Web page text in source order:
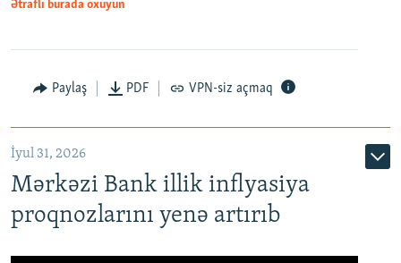
Ətraflı burada oxuyun
Paylaş PDF VPN-siz açmaq
İyul 31, 2026
Mərkəzi Bank illik inflyasiya
proqnozlarını yenə artırıb